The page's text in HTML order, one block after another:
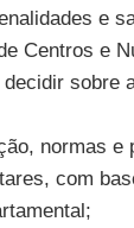
e
Centros e
sobre
normas e
com